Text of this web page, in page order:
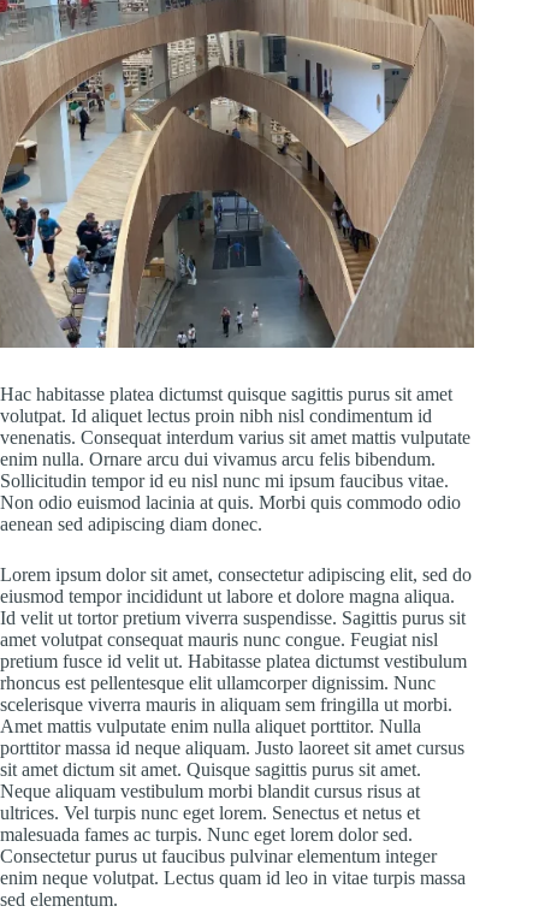
Hac habitasse platea dictumst quisque sagittis purus sit amet
volutpat. Id aliquet lectus proin nibh nisl condimentum id
venenatis. Consequat interdum varius sit amet mattis vulputate
enim nulla. Ornare arcu dui vivamus arcu felis bibendum.
Sollicitudin tempor id eu nisl nunc mi ipsum faucibus vitae.
Non odio euismod lacinia at quis. Morbi quis commodo odio
aenean sed adipiscing diam donec.
Lorem ipsum dolor sit amet, consectetur adipiscing elit, sed do
eiusmod tempor incididunt ut labore et dolore magna aliqua.
Id velit ut tortor pretium viverra suspendisse. Sagittis purus sit
amet volutpat consequat mauris nunc congue. Feugiat nisl
pretium fusce id velit ut. Habitasse platea dictumst vestibulum
rhoncus est pellentesque elit ullamcorper dignissim. Nunc
scelerisque viverra mauris in aliquam sem fringilla ut morbi.
Amet mattis vulputate enim nulla aliquet porttitor. Nulla
porttitor massa id neque aliquam. Justo laoreet sit amet cursus
sit amet dictum sit amet. Quisque sagittis purus sit amet.
Neque aliquam vestibulum morbi blandit cursus risus at
ultrices. Vel turpis nunc eget lorem. Senectus et netus et
malesuada fames ac turpis. Nunc eget lorem dolor sed.
Consectetur purus ut faucibus pulvinar elementum integer
enim neque volutpat. Lectus quam id leo in vitae turpis massa
sed elementum.